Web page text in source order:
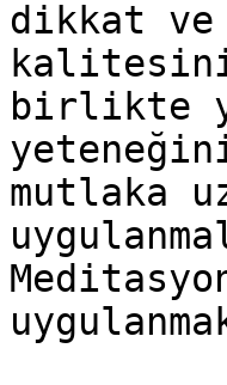
dikkat ve
birlikte
mutlaka